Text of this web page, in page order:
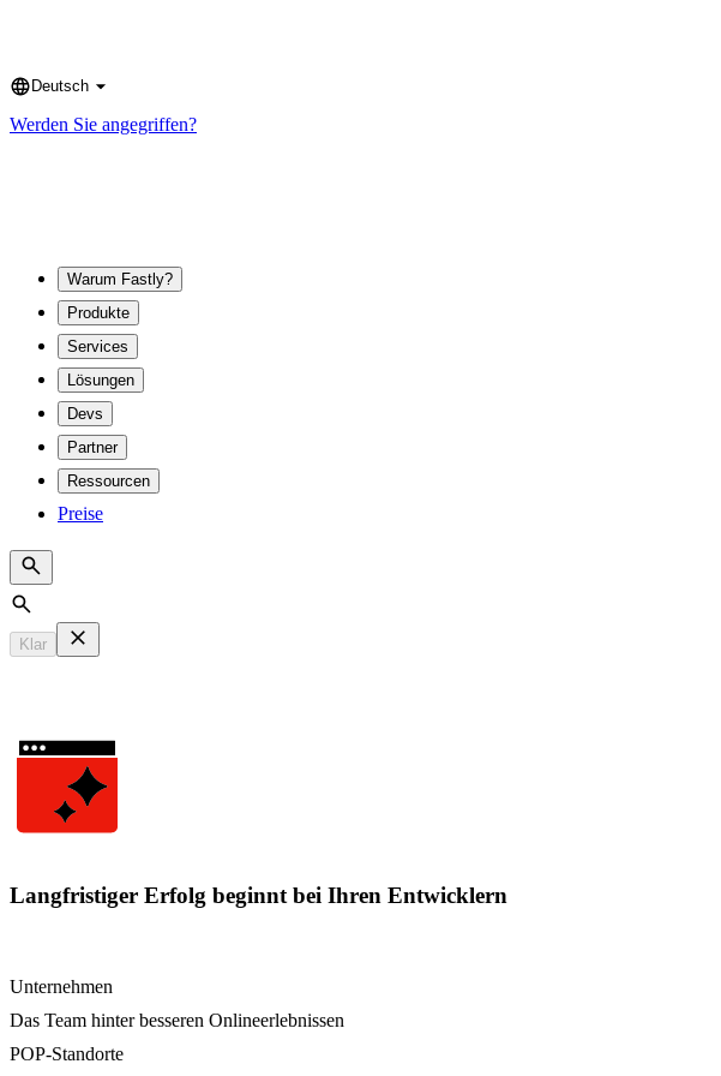
Language
Deutsch
Werden Sie angegriffen?
Warum Fastly?
Produkte
Services
Lösungen
Devs
Partner
Ressourcen
Preise
Search
Klar
Langfristiger Erfolg beginnt bei Ihren Entwicklern
Unternehmen
Das Team hinter besseren Onlineerlebnissen
POP-Standorte